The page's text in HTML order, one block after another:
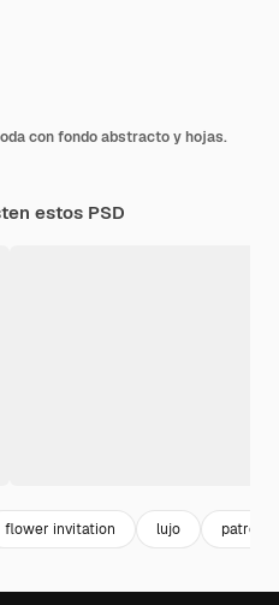
con fondo abstracto y hojas.
estos PSD
flower invitation lujo